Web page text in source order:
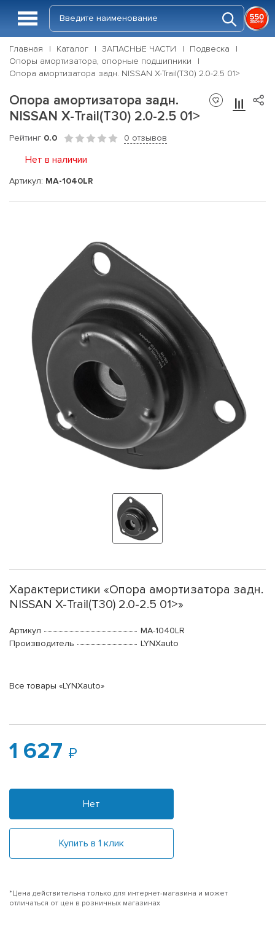
Главная Каталог ЗАПАСНЫЕ ЧАСТИ
Подвеска
Опоры амортизатора, опорные подшипники
Опора амортизатора задн. NISSAN X-Trail(T30) 2.0-2.5 01>
Опора амортизатора задн.
NISSAN X-Trail(T30) 2.0-2.5 01>
Рейтинг 0.0 0 отзывов
Нет в наличии
Артикул: MA-1040LR
Характеристики «Опора амортизатора задн.
NISSAN X-Trail(T30) 2.0-2.5 01>»
Артикул
MA-1040LR
Производитель
LYNXauto
Все товары «LYNXauto»
1 627
Нет
Купить в 1 клик
*Цена действительна только для интернет-магазина и может
отличаться от цен в розничных магазинах